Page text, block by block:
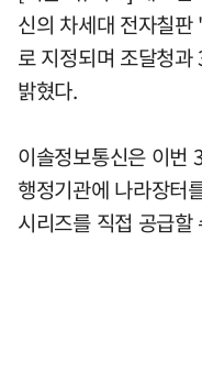
신의 차세대 전자칠
로 지정되며 조달청
밝혔다.
이솔정보통신은 이번
행정기관에 나라장터
시리즈를 직접 공급